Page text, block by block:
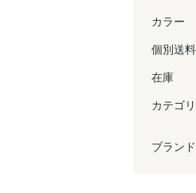
カラー
個別送料
在庫
カテゴリ
ブランド